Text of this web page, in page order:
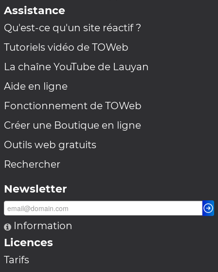
Assistance
Qu'est-ce qu'un site réactif ?
Tutoriels vidéo de TOWeb
La chaîne YouTube de Lauyan
Aide en ligne
Fonctionnement de TOWeb
Créer une Boutique en ligne
Outils web gratuits
Rechercher
Newsletter
Information
Licences
Tarifs